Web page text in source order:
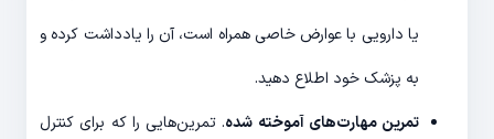
یا دارویی با عوارض خاصی همراه است، آن را یادداشت کرده و
به پزشک خود اطلاع دهید.
تمرین مهارت‌های آموخته شده. تمرین‌هایی را که برای کنترل